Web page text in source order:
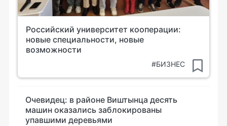
Российский университет кооперации:
новые специальности, новые
возможности
#БИЗНЕС
Очевидец: в районе Виштынца десять
машин оказались заблокированы
упавшими деревьями